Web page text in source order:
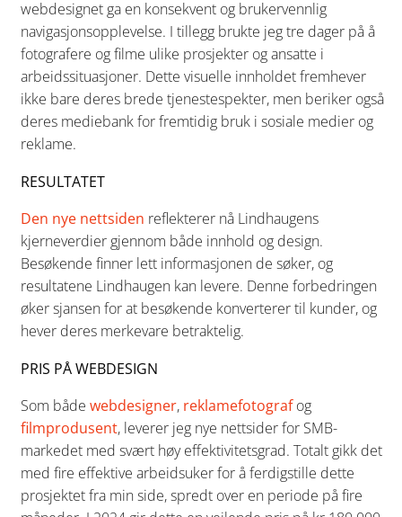
webdesignet ga en konsekvent og brukervennlig
navigasjonsopplevelse. I tillegg brukte jeg tre dager på å
fotografere og filme ulike prosjekter og ansatte i
arbeidssituasjoner. Dette visuelle innholdet fremhever
ikke bare deres brede tjenestespekter, men beriker også
deres mediebank for fremtidig bruk i sosiale medier og
reklame.
RESULTATET
Den nye nettsiden reflekterer nå Lindhaugens
kjerneverdier gjennom både innhold og design.
Besøkende finner lett informasjonen de søker, og
resultatene Lindhaugen kan levere. Denne forbedringen
øker sjansen for at besøkende konverterer til kunder, og
hever deres merkevare betraktelig.
PRIS PÅ WEBDESIGN
Som både webdesigner, reklamefotografog
filmprodusent, leverer jeg nye nettsider for SMB-
markedet med svært høy effektivitetsgrad. Totalt gikk det
med fire effektive arbeidsuker for å ferdigstille dette
prosjektet fra min side, spredt over en periode på fire